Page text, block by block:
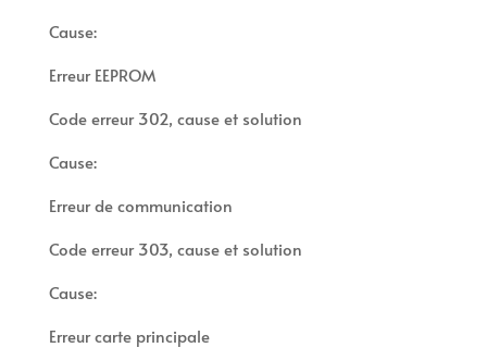
Cause:
Erreur EEPROM
Code erreur 302, cause et solution
Cause:
Erreur de communication
Code erreur 303, cause et solution
Cause:
Erreur carte principale